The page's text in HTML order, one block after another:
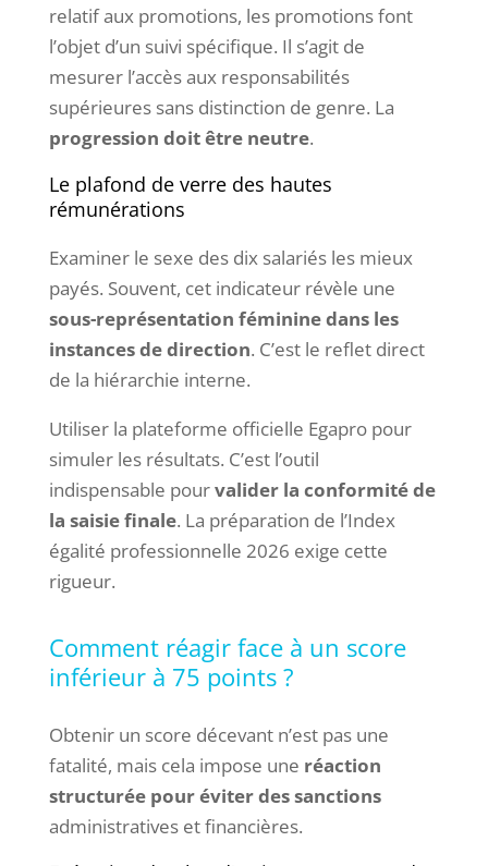
relatif aux promotions, les promotions font
l’objet d’un suivi spécifique. Il s’agit de
mesurer l’accès aux responsabilités
supérieures sans distinction de genre. La
progression doit être neutre.
Le plafond de verre des hautes
rémunérations
Examiner le sexe des dix salariés les mieux
payés. Souvent, cet indicateur révèle une
sous-représentation féminine dans les
instances de direction. C’est le reflet direct
de la hiérarchie interne.
Utiliser la plateforme officielle Egapro pour
simuler les résultats. C’est l’outil
indispensable pourvalider la conformité de
la saisie finale. La préparation de l’Index
égalité professionnelle 2026 exige cette
rigueur.
Comment réagir face à un score
inférieur à 75 points ?
Obtenir un score décevant n’est pas une
fatalité, mais cela impose une réaction
structurée pour éviter des sanctions
administratives et financières.